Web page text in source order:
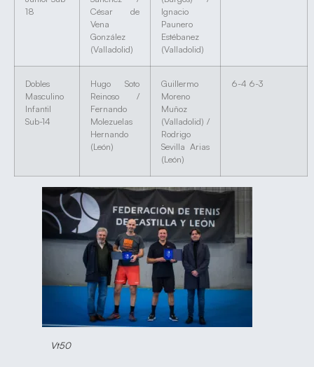
18
César de
Vena
González
(Valladolid)
Ignacio
Paunero
Estébanez
(Valladolid)
Dobles
Masculino
Infantil
Sub-14
Hugo Soto
Reinoso /
Fernando
Molezuelas
Hernando
(León)
Guillermo
Moreno
Muñoz
(Valladolid) /
Rodrigo
Sevilla Arias
(León)
6-4 6-3
Vt50